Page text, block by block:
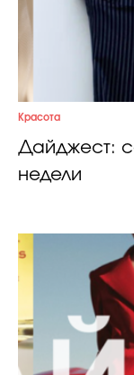
Викторины
Красота
Дайджест:
недели